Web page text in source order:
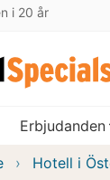
i 20 år
Erbjudanden
Hotell i